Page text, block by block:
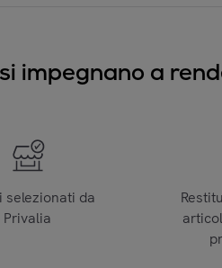
impegnano a
selezionati da
Privalia